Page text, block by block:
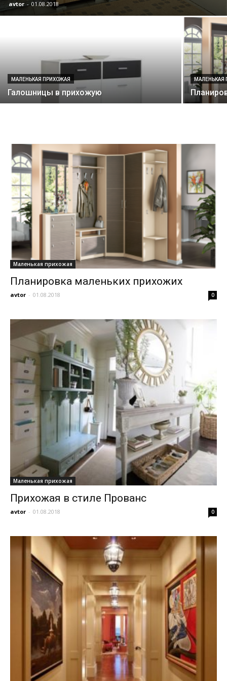
avtor - 01.08.2018
МАЛЕНЬКАЯ ПРИХОЖАЯ
Галошницы в прихожую
МАЛЕНЬКАЯ
Маленькая прихожая
Планировка маленьких прихожих
avtor - 01.08.2018 0
Маленькая прихожая
Прихожая в стиле Прованс
avtor - 01.08.2018 0